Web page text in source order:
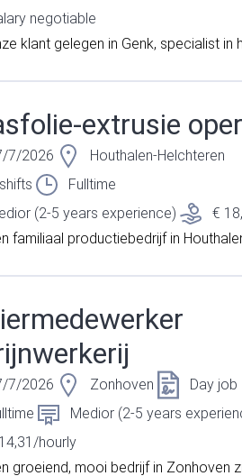
negotiable
klant gelegen in Genk, specialist in
opzoek naar een
verder!
extrusie
7/2026
Houthalen-Helchteren
Fulltime
(2-5 years experience)
€
familiaal productiebedrijf in
we een operator blaasfolie-
een sterk team? Solliciteer dan
7/2026 Zonhoven
Day job
Medior (2-5 years
hourly
groeiend, mooi bedrijf in Zonhoven